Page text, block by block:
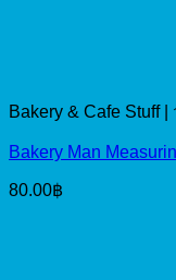
Bakery & Cafe Stuff
Bakery Man
80.00฿